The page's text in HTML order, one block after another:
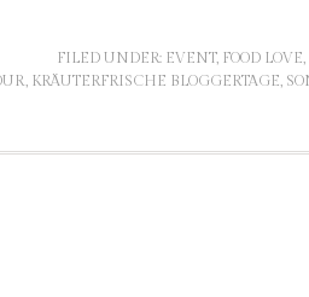
FILED UNDER: EVENT, FOOD LOVE,
, KRÄUTERFRISCHE BLOGGERTAGE,